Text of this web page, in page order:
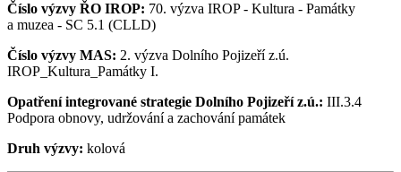
Číslo výzvy ŘO IROP: 70. výzva IROP - Kultura - Památky
a muzea - SC 5.1 (CLLD)
Číslo výzvy MAS: 2. výzva Dolního Pojizeří z.ú.
IROP_Kultura_Památky I.
Opatření integrované strategie Dolního Pojizeří z.ú.: III.3.4
Podpora obnovy, udržování a zachování památek
Druh výzvy: kolová